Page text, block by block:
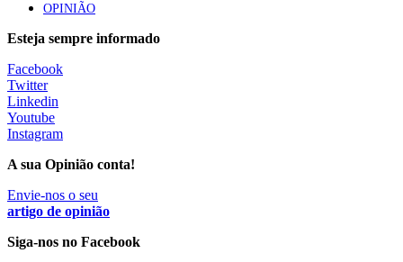
MAIS NOTÍCIAS
Quase 11.900 jovens recorreram aos cheques psicólogo e
nutricionista no primeiro mês
7 Ago, 2026
ULS de Coimbra estreia cirurgia endoscópica do ouvido com
apoio robótico em Portugal
OPINIÃO
Esteja sempre informado
Facebook
Twitter
Linkedin
Youtube
Instagram
A sua Opinião conta!
Envie-nos o seu
artigo de opinião
Siga-nos no Facebook